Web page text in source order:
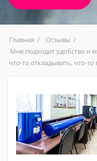
Главная
Отзывы
Мне подходит удобство и
что-то откладывать, что-то